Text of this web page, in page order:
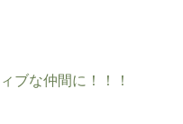
ブな仲間に！！！